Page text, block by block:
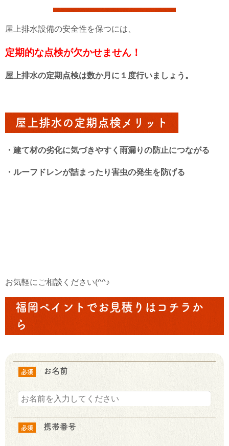
屋上排水設備の安全性を保つには、
定期的な点検が欠かせません！
屋上排水の定期点検は数か月に１度行いましょう。
屋上排水の定期点検メリット
・建て材の劣化に気づきやすく雨漏りの防止につながる
・ルーフドレンが詰まったり害虫の発生を防げる
お気軽にご相談ください(^^♪
福岡ペイントでお見積りはコチラか
ら
必須 お名前
必須 携帯番号